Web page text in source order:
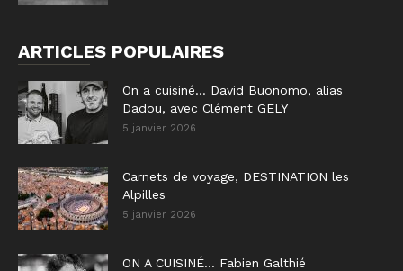
ARTICLES POPULAIRES
On a cuisiné… David Buonomo, alias
Dadou, avec Clément GELY
5 janvier 2026
Carnets de voyage, DESTINATION les
Alpilles
5 janvier 2026
ON A CUISINÉ… Fabien Galthié